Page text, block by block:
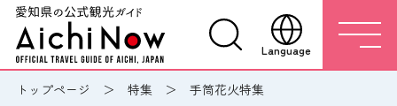
Language
トップページ 特集 手筒花火特集